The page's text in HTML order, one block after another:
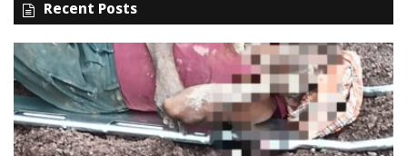
Recent Posts